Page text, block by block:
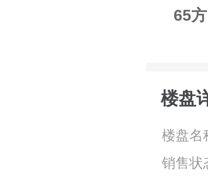
65
楼盘
楼盘名
销售状